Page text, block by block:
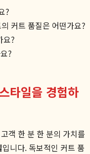
?
커트 품질은 어떤가요?
요?
?
타일을 경험하
객 한 분 한 분의 가치를
입니다. 독보적인 커트 품